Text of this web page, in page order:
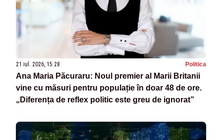
21 iul. 2026, 15:28 Politica
Ana Maria Păcuraru: Noul premier al Marii Britanii
vine cu măsuri pentru populație în doar 48 de ore.
„Diferența de reflex politic este greu de ignorat”